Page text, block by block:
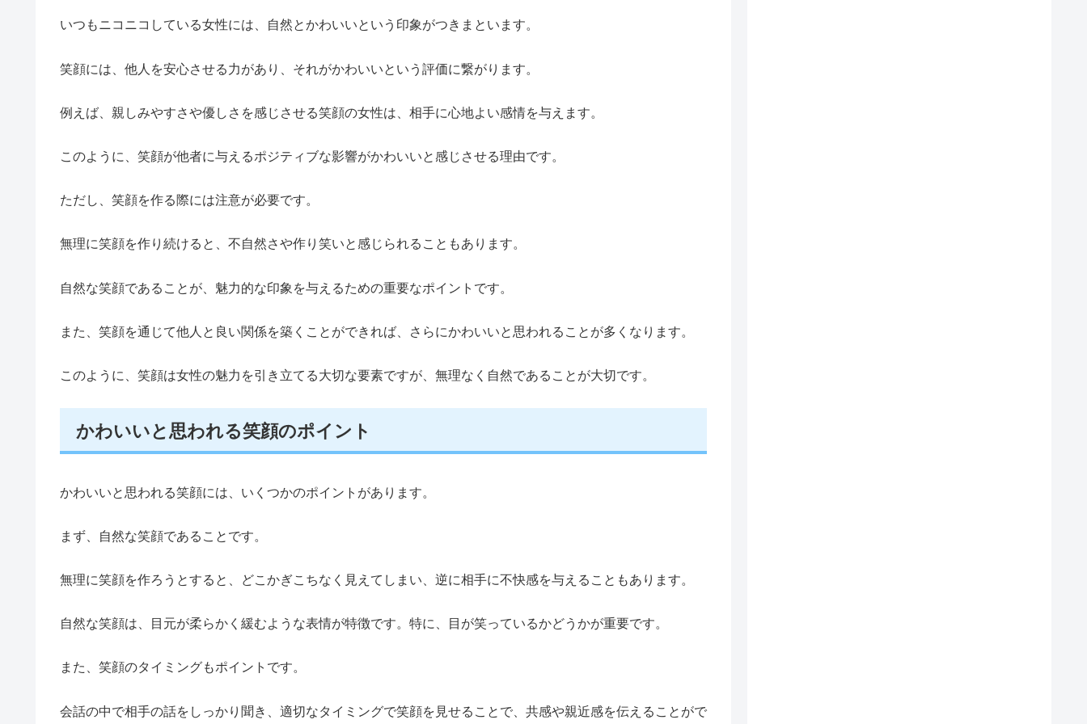
いつもニコニコしている女性には、自然とかわいいという印象がつきまといます。
笑顔には、他人を安心させる力があり、それがかわいいという評価に繋がります。
例えば、親しみやすさや優しさを感じさせる笑顔の女性は、相手に心地よい感情を与えます。
このように、笑顔が他者に与えるポジティブな影響がかわいいと感じさせる理由です。
ただし、笑顔を作る際には注意が必要です。
無理に笑顔を作り続けると、不自然さや作り笑いと感じられることもあります。
自然な笑顔であることが、魅力的な印象を与えるための重要なポイントです。
また、笑顔を通じて他人と良い関係を築くことができれば、さらにかわいいと思われることが多くなります。
このように、笑顔は女性の魅力を引き立てる大切な要素ですが、無理なく自然であることが大切です。
かわいいと思われる笑顔のポイント
かわいいと思われる笑顔には、いくつかのポイントがあります。
まず、自然な笑顔であることです。
無理に笑顔を作ろうとすると、どこかぎこちなく見えてしまい、逆に相手に不快感を与えることもあります。
自然な笑顔は、目元が柔らかく緩むような表情が特徴です。特に、目が笑っているかどうかが重要です。
また、笑顔のタイミングもポイントです。
会話の中で相手の話をしっかり聞き、適切なタイミングで笑顔を見せることで、共感や親近感を伝えることがで